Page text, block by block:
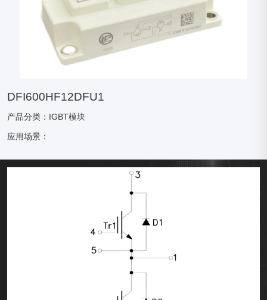
DFI600HF12DFU1
产品分类：IGBT模块
应用场景：